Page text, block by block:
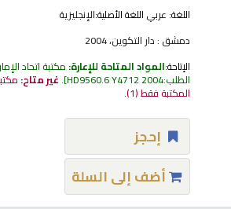
اللغة: عربي اللغة الأصلية:الإنجليزية
دمشق : دار التكوين، 2004
الإتاحة:المواد المتاحة للإعارة: مكتبة اتحاد
الطلب:HD9560.6 Y4712 2004
.غير متاح:
المكتبة فقط(1).
إحجز
أضف إلى السلة